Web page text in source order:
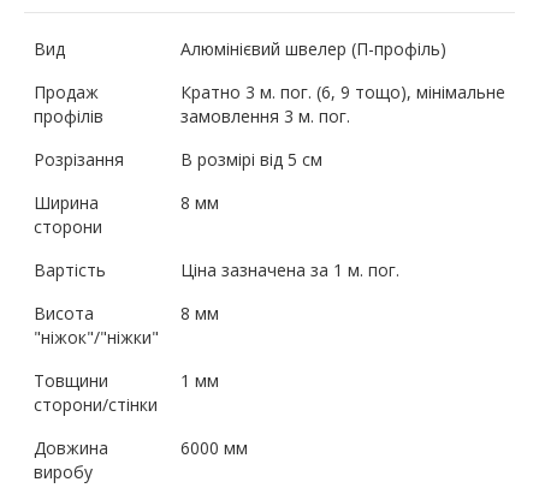
Вид
Алюмінієвий швелер (П-профіль)
Продаж
профілів
Кратно 3 м. пог. (6, 9 тощо), мінімальне
замовлення 3 м. пог.
Розрізання
В розмірі від 5 см
Ширина
сторони
8 мм
Вартість
Ціна зазначена за 1 м. пог.
Висота
"ніжок"/"ніжки"
8 мм
Товщини
сторони/стінки
1 мм
Довжина
виробу
6000 мм